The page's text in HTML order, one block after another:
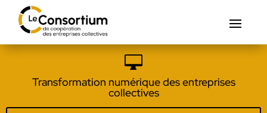

Transformation numérique des entreprises
collectives